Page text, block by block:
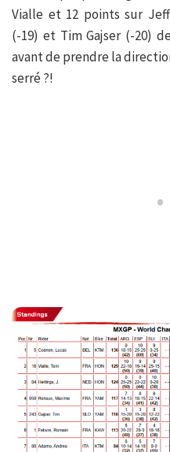
Vialle et 12 points sur
(-19) et Tim Gajser (-20)
avant de prendre la
serré ?!